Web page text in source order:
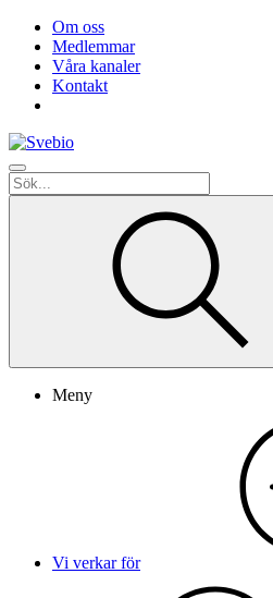
Om oss
Medlemmar
Våra kanaler
Kontakt
Meny
Vi verkar för